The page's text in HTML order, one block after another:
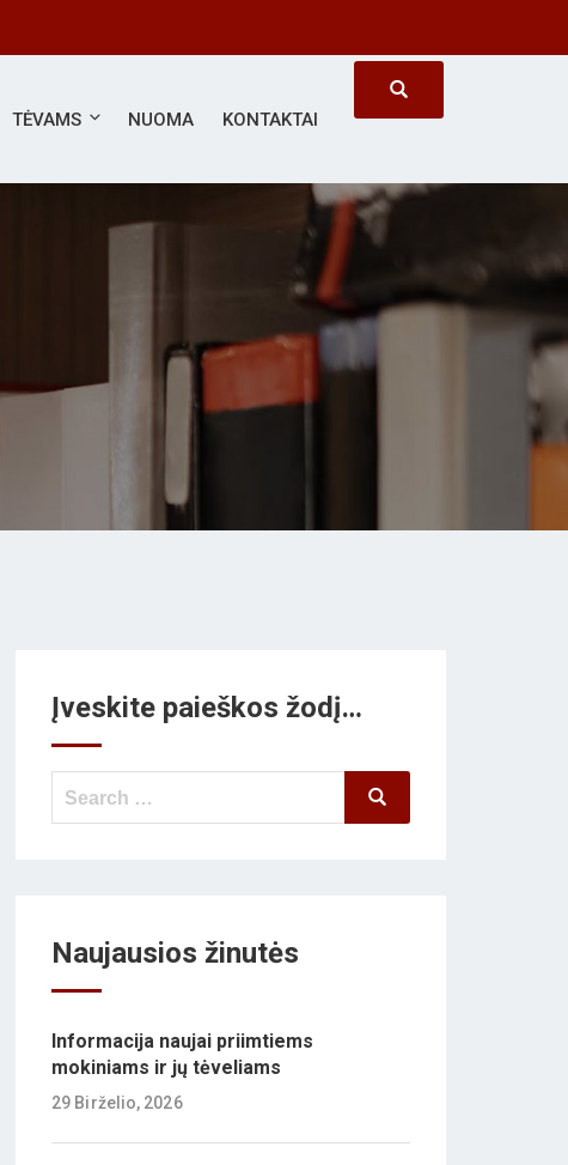
TĖVAMS NUOMA KONTAKTAI
Įveskite paieškos žodį…
Search
Search
Naujausios žinutės
Informacija naujai priimtiems
mokiniams ir jų tėveliams
29 Birželio, 2026